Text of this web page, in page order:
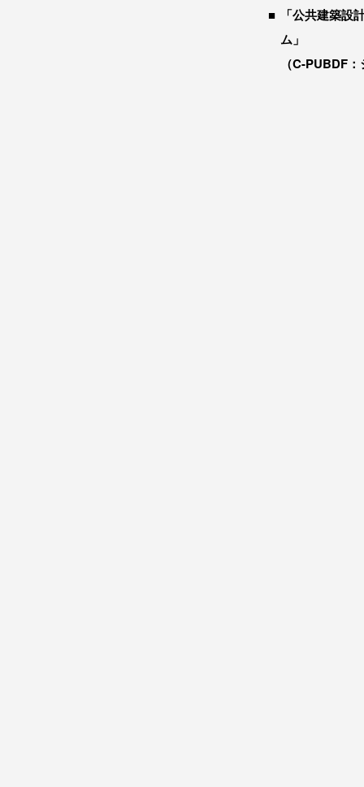
「公共建築設
ム」
（C-PUBDF